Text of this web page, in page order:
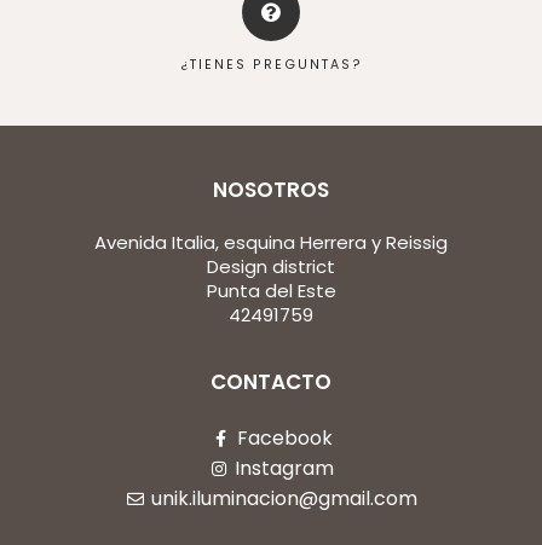
¿TIENES PREGUNTAS?
NOSOTROS
Avenida Italia, esquina Herrera y Reissig
Design district
Punta del Este
42491759
CONTACTO
Facebook
Instagram
unik.iluminacion@gmail.com